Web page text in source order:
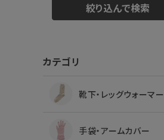
絞り込んで検索
カテゴリ
靴下・レッグウォーマー
手袋・アームカバー